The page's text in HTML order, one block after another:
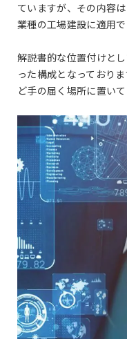
ていますが、その内容
業種の工場建設に適用で
解説書的な位置付けと
った構成となっており
ど手の届く場所に置い